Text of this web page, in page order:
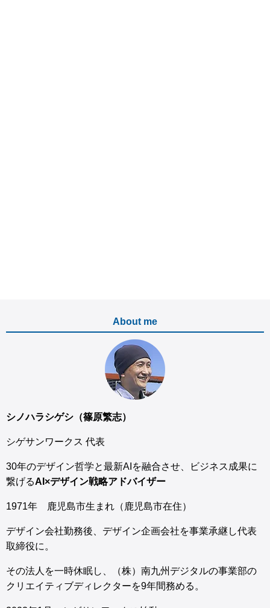
About me
シノハラシゲシ（篠原繁志）
シゲサンワークス 代表
30年のデザイン哲学と最新AIを融合させ、ビジネス成果に
繋げるAI×デザイン戦略アドバイザー
1971年 鹿児島市生まれ（鹿児島市在住）
デザイン会社勤務後、デザイン企画会社を事業承継し代表
取締役に。
その法人を一時休眠し、（株）南九州デジタルの事業部の
クリエイティブディレクターを9年間務める。